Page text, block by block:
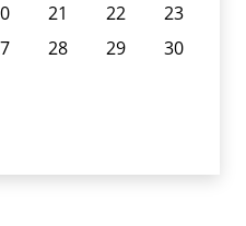
21 22
23
28 29
30